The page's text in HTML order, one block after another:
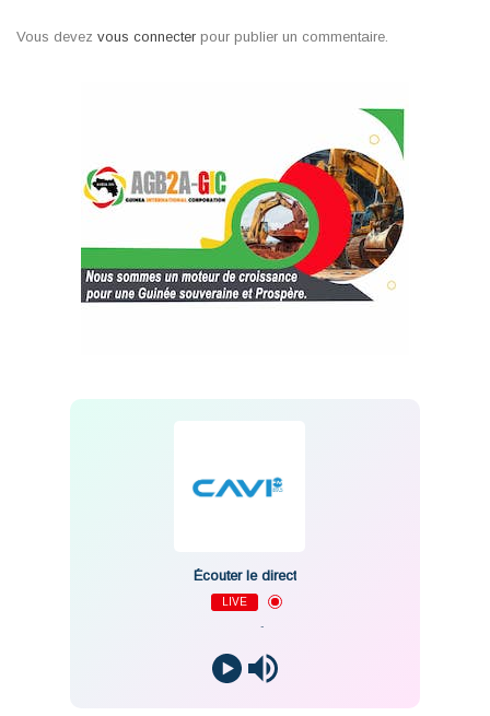
Vous devez vous connecter pour publier un commentaire.
Écouter le direct
LIVE